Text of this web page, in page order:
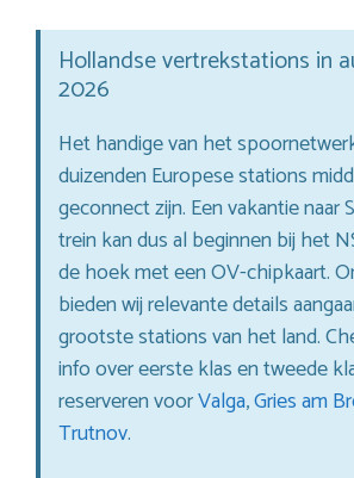
Hollandse vertrekstations in
2026
Het handige van het
duizenden Europese stations
geconnect zijn. Een vakantie naar
trein kan dus al beginnen bij het
de hoek met een OV-chipkaart.
bieden wij relevante details
grootste stations van het land.
info over eerste klas en tweede
reserveren voorValga,Gries am
Trutnov.